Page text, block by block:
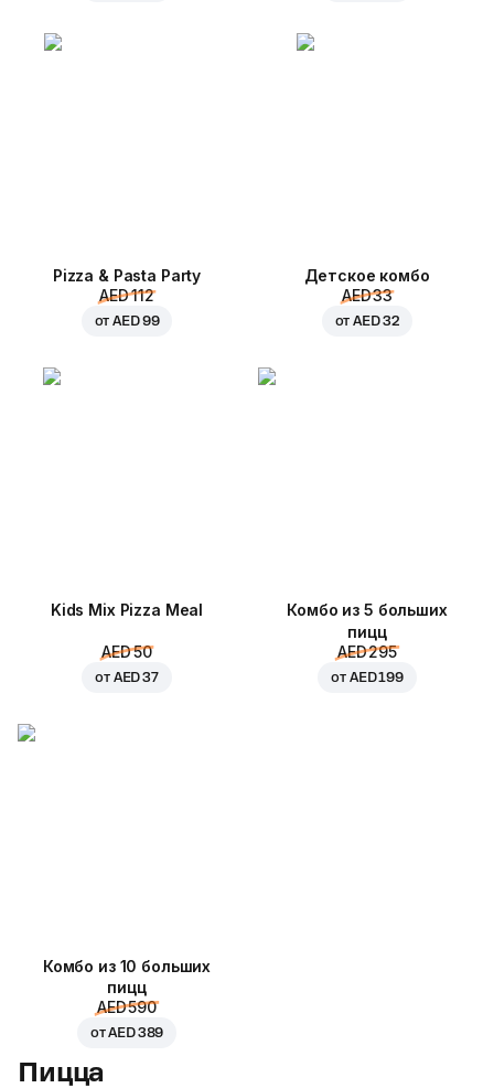
Pizza & Pasta Party
AED 112
отAED 99
Детское комбо
AED 33
отAED 32
Kids Mix Pizza Meal
AED 50
от AED 37
Комбо из 5 больших
пицц
AED 295
от AED 199
Комбо из 10 больших
пицц
AED 590
отAED 389
Пицца